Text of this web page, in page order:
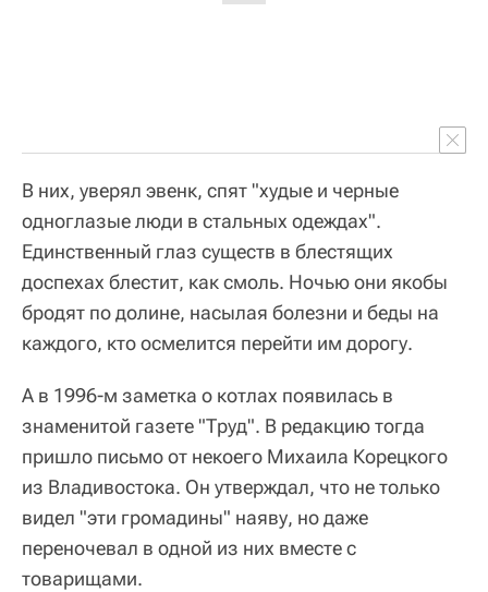
В них, уверял эвенк, спят "худые и черные
одноглазые люди в стальных одеждах".
Единственный глаз существ в блестящих
доспехах блестит, как смоль. Ночью они якобы
бродят по долине, насылая болезни и беды на
каждого, кто осмелится перейти им дорогу.
А в 1996-м заметка о котлах появилась в
знаменитой газете "Труд". В редакцию тогда
пришло письмо от некоего Михаила Корецкого
из Владивостока. Он утверждал, что не только
видел "эти громадины" наяву, но даже
переночевал в одной из них вместе с
товарищами.